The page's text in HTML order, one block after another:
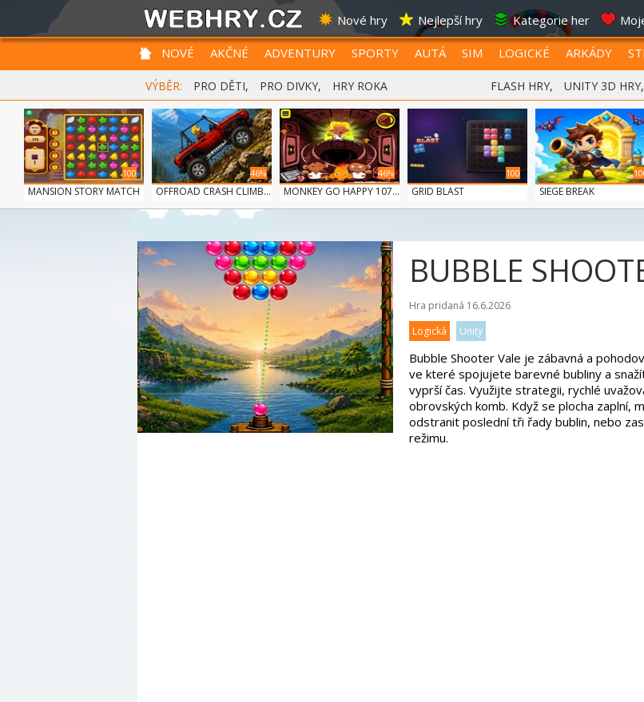
Nové hry Nejlepší hry Kategorie her
NOVÉ AKČNÉ ADVENTURY SPORTY AUTÁ SIM LOGICKÉ ARKÁDY
VÝBĚR: PRO DĚTI, PRO DIVKY, HRY ROKA FLASH HRY, UNITY 3D HRY,
100
MANSION STORY MATCH
46%
OFFROAD CRASH CLIMB...
46%
MONKEY GO HAPPY 107...
100
GRID BLAST SIEGE BREAK
BUBBLE
Hra pridaná 16.6.2026
Logická
Unity
Bubble Shooter Vale je zábavná a
ve které spojujete barevné bubliny a
vyprší čas. Využijte strategii, rychlé
obrovských komb. Když se plocha zaplní,
odstranit poslední tři řady bublin, nebo
režimu.